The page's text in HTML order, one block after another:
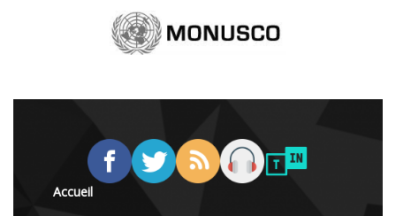
Accueil